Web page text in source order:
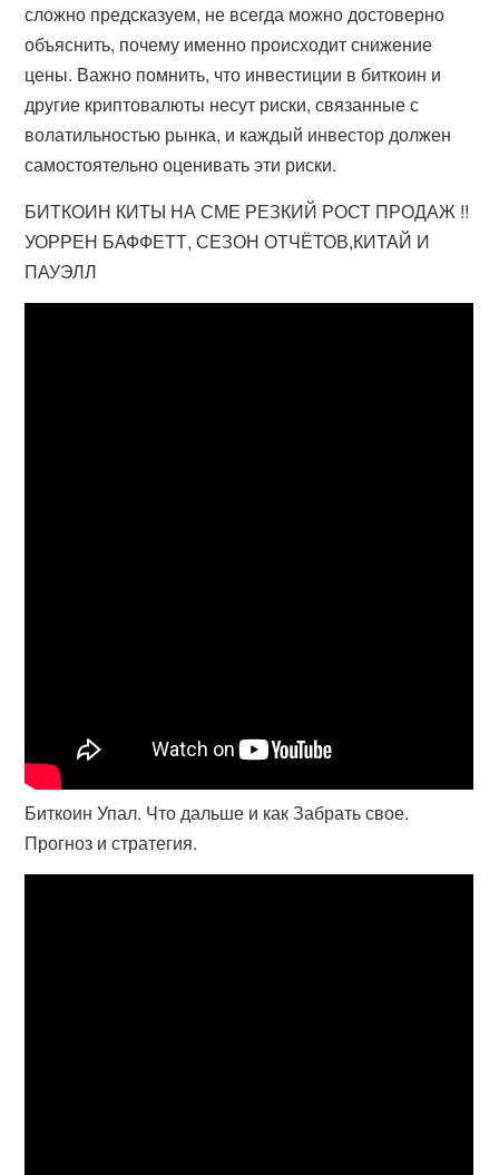
сложно предсказуем, не всегда можно достоверно
объяснить, почему именно происходит снижение
цены. Важно помнить, что инвестиции в биткоин и
другие криптовалюты несут риски, связанные с
волатильностью рынка, и каждый инвестор должен
самостоятельно оценивать эти риски.
БИТКОИН КИТЫ НА СМЕ РЕЗКИЙ РОСТ ПРОДАЖ !!
УОРРЕН БАФФЕТТ, СЕЗОН ОТЧЁТОВ,КИТАЙ И
ПАУЭЛЛ
Биткоин Упал. Что дальше и как Забрать свое.
Прогноз и стратегия.